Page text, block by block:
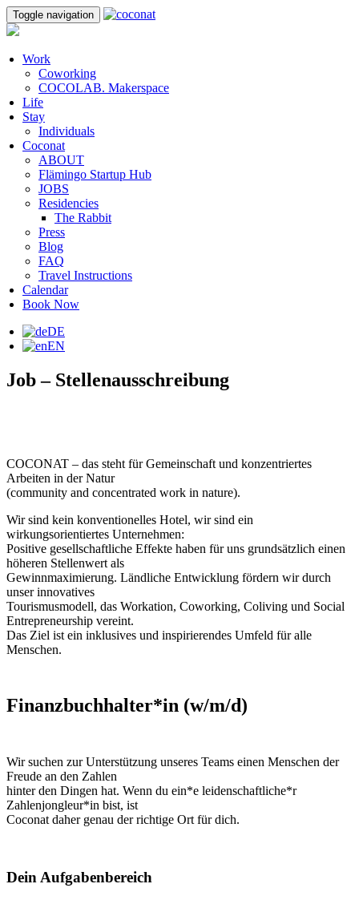
Toggle navigation
Work
Coworking
COCOLAB. Makerspace
Life
Stay
Individuals
Coconat
ABOUT
Flämingo Startup Hub
JOBS
Residencies
The Rabbit
Press
Blog
FAQ
Travel Instructions
Calendar
Book Now
DE
EN
Job – Stellenausschreibung
COCONAT – das steht für Gemeinschaft und konzentriertes
Arbeiten in der Natur
(community and concentrated work in nature).
Wir sind kein konventionelles Hotel, wir sind ein
wirkungsorientiertes Unternehmen:
Positive gesellschaftliche Effekte haben für uns grundsätzlich einen
höheren Stellenwert als
Gewinnmaximierung. Ländliche Entwicklung fördern wir durch
unser innovatives
Tourismusmodell, das Workation, Coworking, Coliving und Social
Entrepreneurship vereint.
Das Ziel ist ein inklusives und inspirierendes Umfeld für alle
Menschen.
Finanzbuchhalter*in (w/m/d)
Wir suchen zur Unterstützung unseres Teams einen Menschen der
Freude an den Zahlen
hinter den Dingen hat. Wenn du ein*e leidenschaftliche*r
Zahlenjongleur*in bist, ist
Coconat daher genau der richtige Ort für dich.
Dein Aufgabenbereich